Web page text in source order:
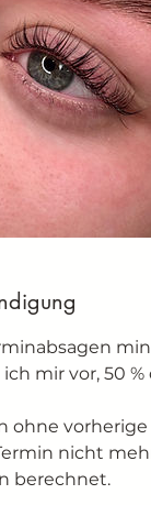
mir vor, 50
ohne
nicht
berechnet.